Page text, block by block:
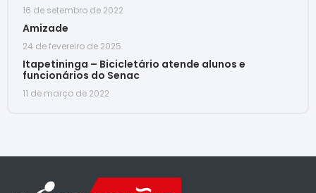
16 de setembro de 2022
Amizade
24 de fevereiro de 2025
Itapetininga – Bicicletário atende alunos e
funcionários do Senac
11 de março de 2022